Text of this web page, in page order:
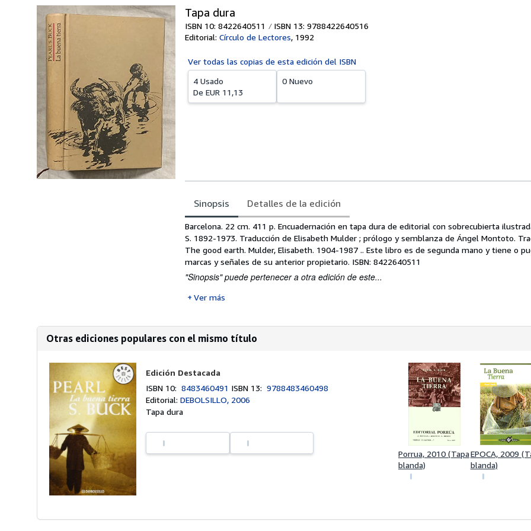
Tapa dura
ISBN 10: 8422640511
ISBN 13: 9788422640516
Editorial: Círculo de Lectores, 1992
Ver todas las copias de esta edición del ISBN
4 Usado
De EUR 11,13
0 Nuevo
Sinopsis Detalles de la edición
Sinopsis
Barcelona. 22 cm. 411 p. Encuadernación en tapa dura de editorial con sobrecubierta
S. 1892-1973. Traducción de Elisabeth Mulder ; prólogo y semblanza de Ángel Montoto.
The good earth. Mulder, Elisabeth. 1904-1987 .. Este libro es de segunda mano y tiene o
marcas y señales de su anterior propietario. ISBN: 8422640511
"Sinopsis" puede pertenecer a otra edición de este...
Ver más
Otras ediciones populares con el mismo título
Edición Destacada
ISBN 10:8483460491 ISBN 13:9788483460498
Editorial:DEBOLSILLO, 2006
Tapa dura
Porrua, 2010 (Tapa
blanda)
EPOCA, 2009
blanda)